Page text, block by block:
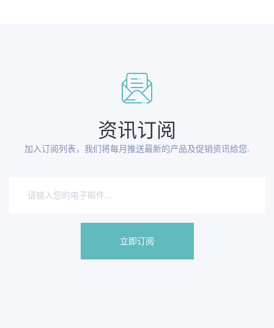
资讯订阅
加入订阅列表，我们将每月推送最新的产品及促销资讯给您.
立即订阅